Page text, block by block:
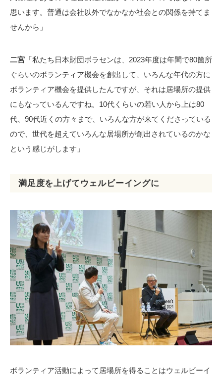
思います。普通は会社以外でなかなか社会との関係を持てま
せんから」
二宮 「私たち日本財団ボラセンは、2023年度は年間で80箇所
ぐらいのボランティア機会を創出して、いろんな年代の方に
ボランティア機会を提供したんですが、それは居場所の提供
にもなっているんですね。10代くらいの若い人から上は80
代、90代近くの方々まで、いろんな方が来てくださっている
ので、世代を超えていろんな居場所が創出されているのかな
という感じがします」
満足度を上げてウェルビーイングに
ボランティア活動によって居場所を得ることはウェルビーイ